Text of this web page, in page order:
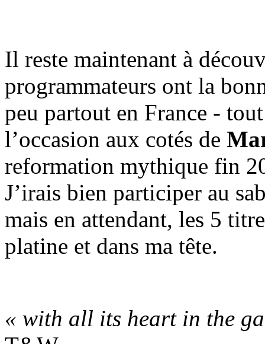
Il reste maintenant à
programmateurs ont la
peu partout en France -
l’occasion aux cotés de
reformation mythique fin
J’irais bien participer au
mais en attendant, les 5
platine et dans ma tête.
« with all its heart in the